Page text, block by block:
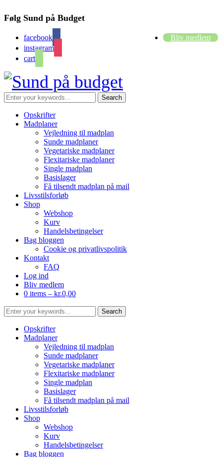
Følg Sund på Budget
facebook
instagram
cart
Bliv medlem
Opskrifter
Madplaner
Vejledning til madplan
Sunde madplaner
Vegetariske madplaner
Flexitariske madplaner
Single madplan
Basislager
Få tilsendt madplan på mail
Livsstilsforløb
Shop
Webshop
Kurv
Handelsbetingelser
Bag bloggen
Cookie og privatlivspolitik
Kontakt
FAQ
Log ind
Bliv medlem
0 items – kr.0,00
Opskrifter
Madplaner
Vejledning til madplan
Sunde madplaner
Vegetariske madplaner
Flexitariske madplaner
Single madplan
Basislager
Få tilsendt madplan på mail
Livsstilsforløb
Shop
Webshop
Kurv
Handelsbetingelser
Bag bloggen